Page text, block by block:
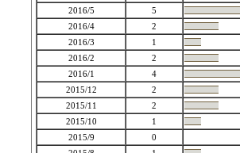
2016/5
5
2016/4
2
2016/3
1
2016/2
2
2016/1
4
2015/12
2
2015/11
2
2015/10
1
2015/9
0